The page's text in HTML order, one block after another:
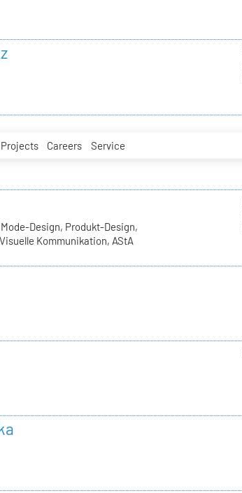
Projects Careers Service
Design, Produkt-Design,
Kommunikation, AStA